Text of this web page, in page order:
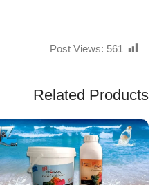
Post Views: 561
Related Products